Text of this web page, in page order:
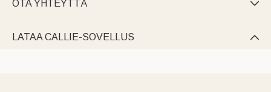
OTA YHTEYTTÄ 
LATAA CALLIE-SOVELLUS 